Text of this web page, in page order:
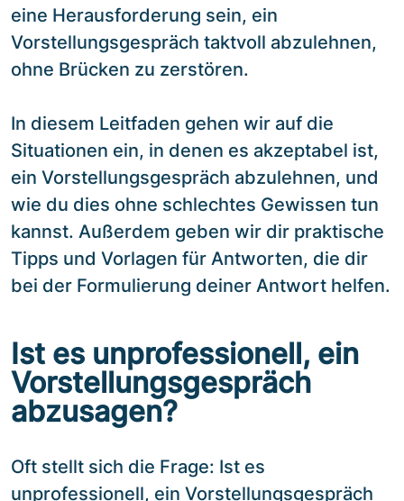
eine Herausforderung sein, ein
Vorstellungsgespräch taktvoll abzulehnen,
ohne Brücken zu zerstören.
In diesem Leitfaden gehen wir auf die
Situationen ein, in denen es akzeptabel ist,
ein Vorstellungsgespräch abzulehnen, und
wie du dies ohne schlechtes Gewissen tun
kannst. Außerdem geben wir dir praktische
Tipps und Vorlagen für Antworten, die dir
bei der Formulierung deiner Antwort helfen.
Ist es unprofessionell, ein
Vorstellungsgespräch
abzusagen?
Oft stellt sich die Frage: Ist es
unprofessionell, ein Vorstellungsgespräch